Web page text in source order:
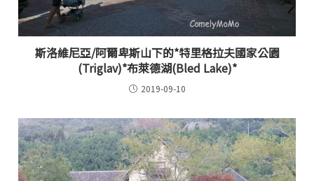
斯洛維尼亞/阿爾卑斯山下的*特里格拉夫國家公園
(Triglav)*布萊德湖(Bled Lake)*
2019-09-10